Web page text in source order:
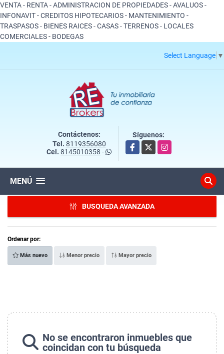
VENTA - RENTA - ADMINISTRACION DE PROPIEDADES - AVALUOS -
INFONAVIT - CREDITOS HIPOTECARIOS - MANTENIMIENTO -
TRASPASOS - BIENES RAICES - CASAS - TERRENOS - LOCALES
COMERCIALES - BODEGAS
Select Language ▼
Contáctenos:
Tel. 8119356080
Cel. 8145010358 -
Síguenos:
Facebook
X Instagram
MENÚ
BUSQUEDA AVANZADA
Ordenar por:
Más nuevo Menor precio Mayor precio
No se encontraron inmuebles que
coincidan con tu búsqueda